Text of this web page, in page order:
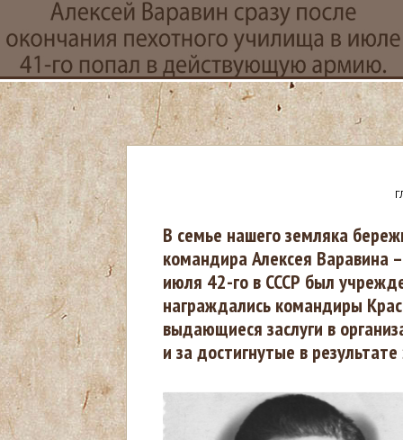
В
ы
з
д
е
В семье нашего земляка
командира Алексея Варавина
июля 42-го в СССР был
награждались командиры
выдающиеся заслуги в
и за достигнутые в